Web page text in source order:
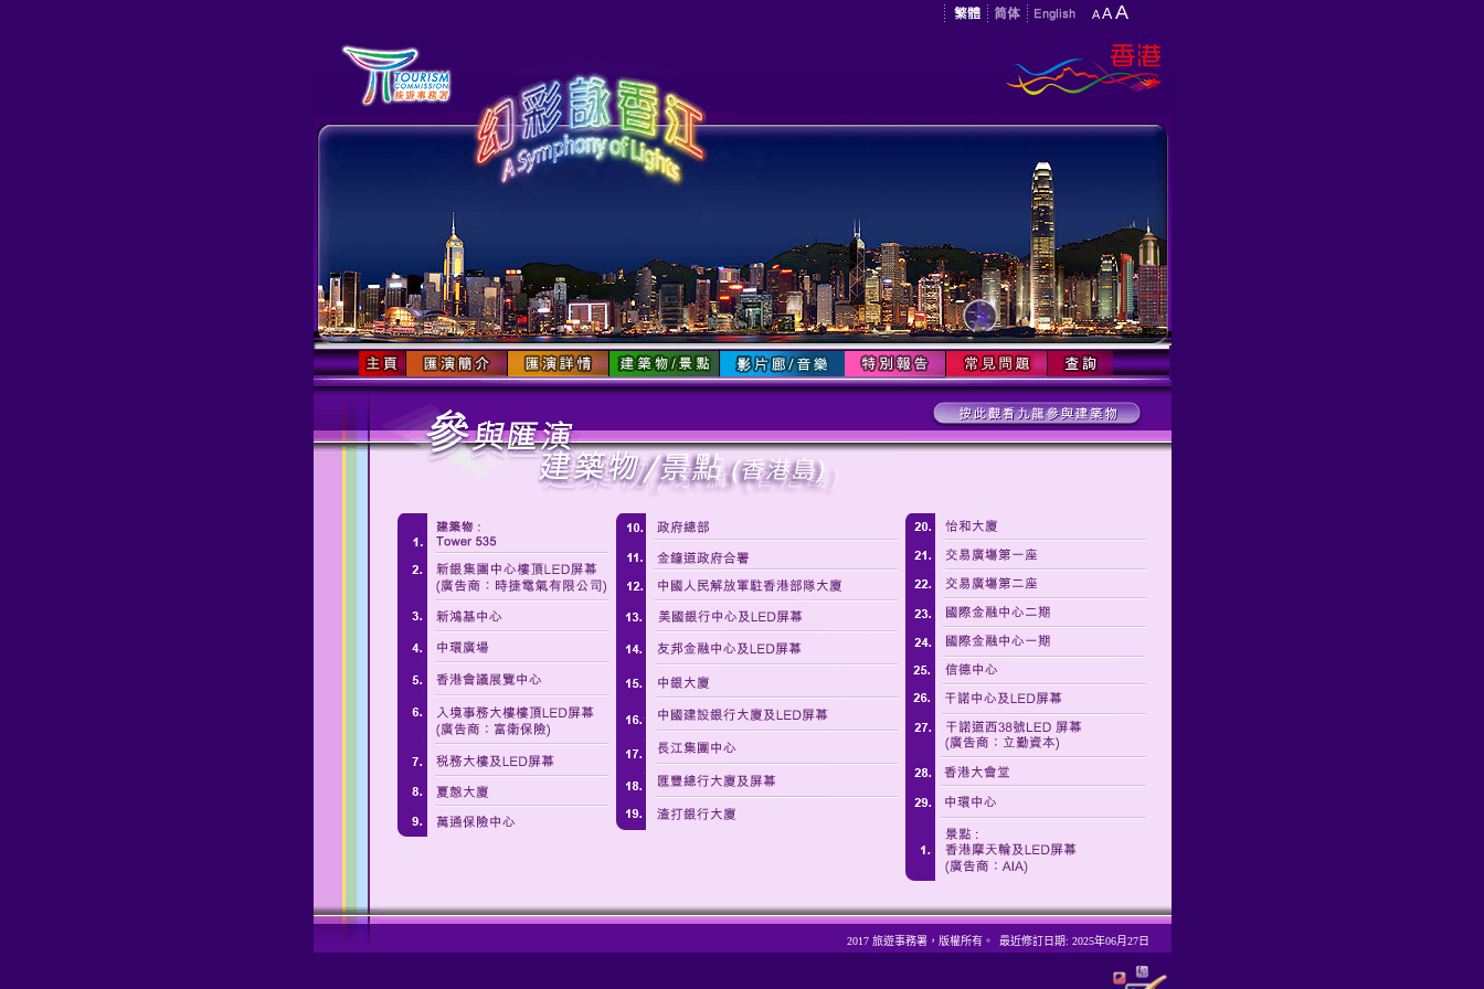
AAA
2017 旅遊事務署，版權所有。 最近修訂日期: 2025年06月27日